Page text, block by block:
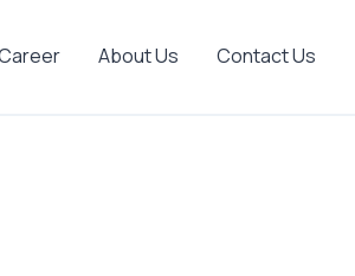
About Us Contact Us